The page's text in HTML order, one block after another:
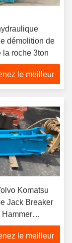
démolition de
la roche 3ton
le meilleur
Komatsu
Jack Breaker
Hammer
de
le meilleur